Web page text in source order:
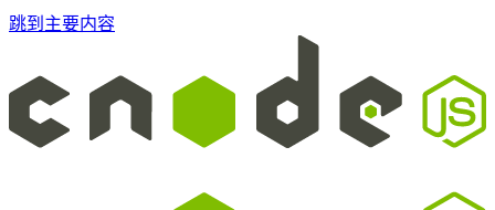
跳到主要内容